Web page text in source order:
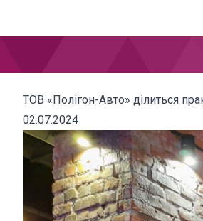
ТОВ «Полігон-Авто» ділиться
02.07.2024